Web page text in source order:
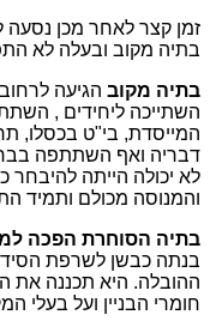
זמן קצר לאחר מכן נסעה
בתיה מקוב ובעלה לא
בתיה מקוב הגיעה
השתייכה ליחידים ,
דבריה ואף השתתפה
לא יכולה הייתה
והמנוסה מכולם ותמיד
בתיה הסוחרת הפכה
בנתה כבשן לשרפת הסיד
ההובלה. היא תכננה את
חומרי הבניין ועל בעלי